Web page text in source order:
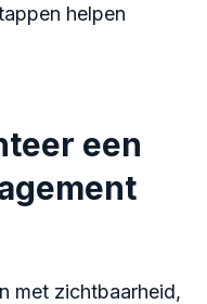
helpen
een
met zichtbaarheid,